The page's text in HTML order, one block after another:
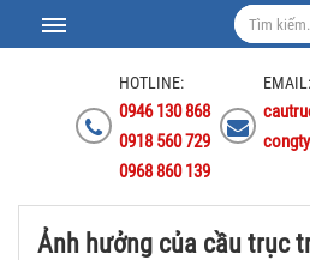
HOTLINE:
0946 130 868
0918 560 729
0968 860 139
EMAIL:
Ảnh hưởng của cầu trục